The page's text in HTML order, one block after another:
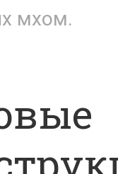
мхом.